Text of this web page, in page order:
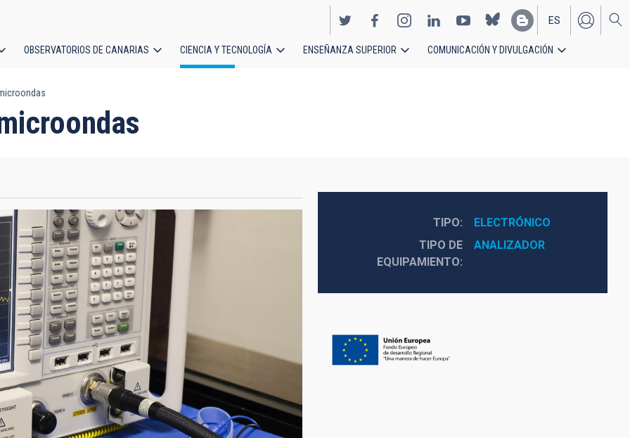
EN
ES
OBSERVATORIOS DE CANARIAS CIENCIA Y TECNOLOGÍA ENSEÑANZA SUPERIOR COMUNICACIÓN Y DIVULGACIÓN
TIPO
ELECTRÓNICO
TIPO DE
EQUIPAMIENTO
ANALIZADOR